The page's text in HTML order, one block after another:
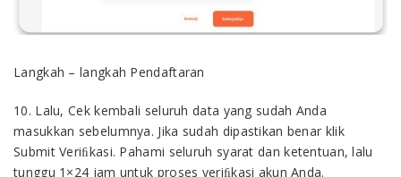
Langkah – langkah Pendaftaran
10. Lalu, Cek kembali seluruh data yang sudah Anda
masukkan sebelumnya. Jika sudah dipastikan benar klik
Submit Veriﬁkasi. Pahami seluruh syarat dan ketentuan, lalu
tunggu 1×24 jam untuk proses veriﬁkasi akun Anda.